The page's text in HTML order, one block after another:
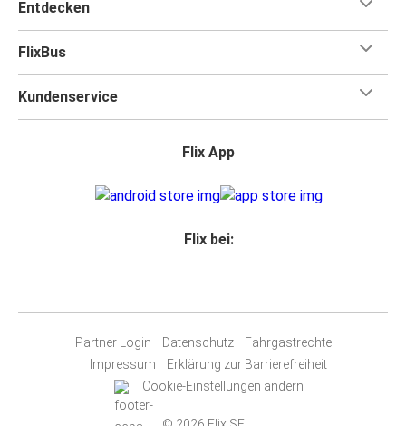
Entdecken
FlixBus
Kundenservice
Flix App
Flix bei:
Partner Login Datenschutz
Fahrgastrechte
Impressum
Erklärung zur Barrierefreiheit
Cookie-Einstellungen ändern